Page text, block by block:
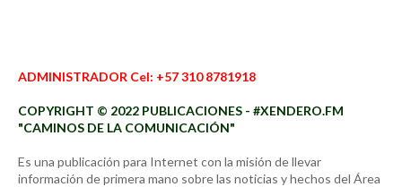
ADMINISTRADOR Cel: +57 310 8781918
COPYRIGHT © 2022 PUBLICACIONES - #XENDERO.FM
"CAMINOS DE LA COMUNICACIÓN"
Es una publicación para Internet con la misión de llevar
información de primera mano sobre las noticias y hechos del Área